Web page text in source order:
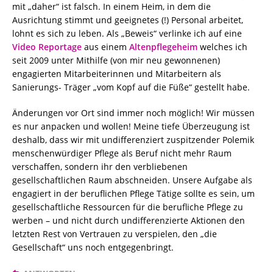
mit „daher“ ist falsch. In einem Heim, in dem die
Ausrichtung stimmt und geeignetes (!) Personal arbeitet,
lohnt es sich zu leben. Als „Beweis“ verlinke ich auf eine
Video Reportage aus einem Altenpflegeheim welches ich
seit 2009 unter Mithilfe (von mir neu gewonnenen)
engagierten Mitarbeiterinnen und Mitarbeitern als
Sanierungs- Träger „vom Kopf auf die Füße“ gestellt habe.
Änderungen vor Ort sind immer noch möglich! Wir müssen
es nur anpacken und wollen! Meine tiefe Überzeugung ist
deshalb, dass wir mit undifferenziert zuspitzender Polemik
menschenwürdiger Pflege als Beruf nicht mehr Raum
verschaffen, sondern ihr den verbliebenen
gesellschaftlichen Raum abschneiden. Unsere Aufgabe als
engagiert in der beruflichen Pflege Tätige sollte es sein, um
gesellschaftliche Ressourcen für die berufliche Pflege zu
werben – und nicht durch undifferenzierte Aktionen den
letzten Rest von Vertrauen zu verspielen, den „die
Gesellschaft“ uns noch entgegenbringt.